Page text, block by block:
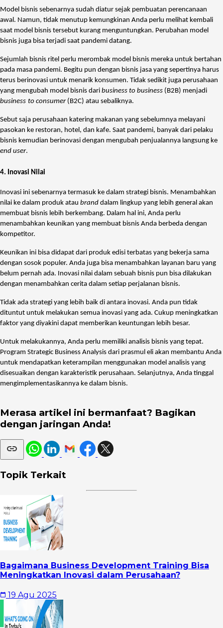
Model bisnis sebenarnya sudah diatur sejak pembuatan perencanaan
awal. Namun, tidak menutup kemungkinan Anda perlu melihat kembali
saat model bisnis tersebut kurang menguntungkan. Perubahan model
bisnis juga bisa terjadi saat pandemi datang.
Sejumlah bisnis ritel perlu merombak model bisnis mereka untuk bertahan
pada masa pandemi. Begitu pun dengan bisnis jasa yang sepertinya harus
terus berinovasi untuk menarik konsumen. Tidak sedikit juga perusahaan
yang mengubah model bisnis dari business to business (B2B) menjadi
business to consumer(B2C) atau sebaliknya.
Sebut saja perusahaan katering makanan yang sebelumnya melayani
pasokan ke restoran, hotel, dan kafe. Saat pandemi, banyak dari pelaku
bisnis kemudian berinovasi dengan mengubah penjualannya langsung ke
end user.
4. Inovasi Nilai
Inovasi ini sebenarnya termasuk ke dalam strategi bisnis. Menambahkan
nilai ke dalam produk atau brand dalam lingkup yang lebih general akan
membuat bisnis lebih berkembang. Dalam hal ini, Anda perlu
menambahkan keunikan yang membuat bisnis Anda berbeda dengan
kompetitor.
Keunikan ini bisa didapat dari produk edisi terbatas yang bekerja sama
dengan sosok populer. Anda juga bisa menambahkan layanan baru yang
belum pernah ada. Inovasi nilai dalam sebuah bisnis pun bisa dilakukan
dengan menambahkan cerita dalam setiap perjalanan bisnis.
Tidak ada strategi yang lebih baik di antara inovasi. Anda pun tidak
dituntut untuk melakukan semua inovasi yang ada. Cukup meningkatkan
faktor yang diyakini dapat memberikan keuntungan lebih besar.
Untuk melakukannya, Anda perlu memiliki analisis bisnis yang tepat.
Program Strategic Business Analysis dari prasmul eli akan membantu Anda
untuk mendapatkan keterampilan menggunakan model analisis yang
disesuaikan dengan karakteristik perusahaan. Selanjutnya, Anda tinggal
mengimplementasikannya ke dalam bisnis.
Merasa artikel ini bermanfaat? Bagikan
dengan jaringan Anda!
Topik Terkait
Bagaimana Business Development Training Bisa
Meningkatkan Inovasi dalam Perusahaan?
19 Agu 2025